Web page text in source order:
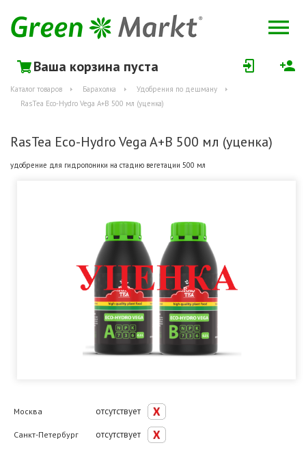
Ваша корзина пуста
Каталог товаров Барахолка
Удобрения по дешману
RasTea Eco-Hydro Vega A+B 500 мл (уценка)
RasTea Eco-Hydro Vega A+B 500 мл (уценка)
удобрение для гидропоники на стадию вегетации 500 мл
Москва отсутствует
Санкт-Петербург отсутствует